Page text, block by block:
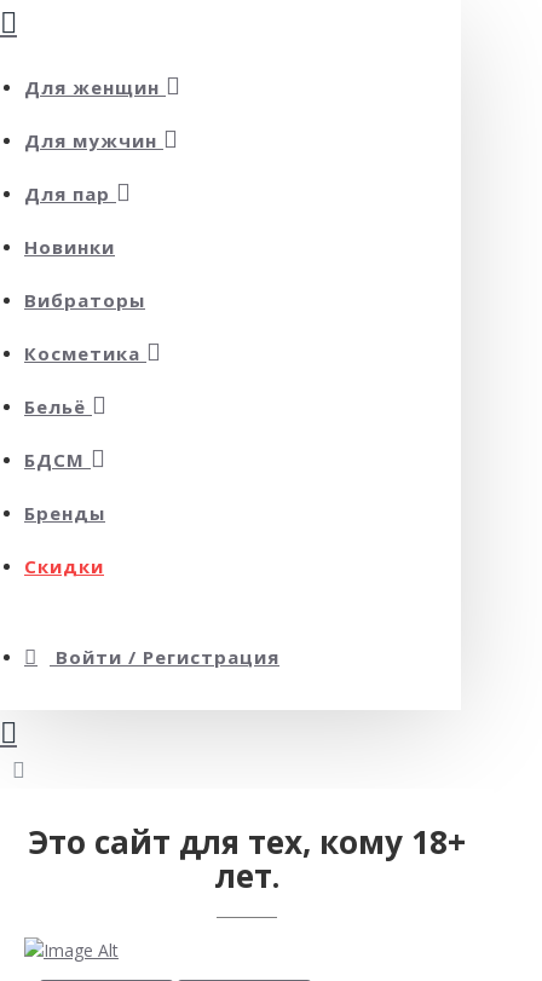
Для женщин
Для мужчин
Для пар
Новинки
Вибраторы
Косметика
Бельё
БДСМ
Бренды
Скидки
Войти / Регистрация
Это сайт для тех, кому 18+
лет.